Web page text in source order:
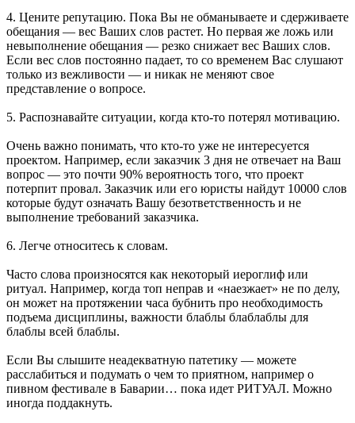
4. Цените репутацию. Пока Вы не обманываете и сдерживаете
обещания — вес Ваших слов растет. Но первая же ложь или
невыполнение обещания — резко снижает вес Ваших слов.
Если вес слов постоянно падает, то со временем Вас слушают
только из вежливости — и никак не меняют свое
представление о вопросе.
5. Распознавайте ситуации, когда кто-то потерял мотивацию.
Очень важно понимать, что кто-то уже не интересуется
проектом. Например, если заказчик 3 дня не отвечает на Ваш
вопрос — это почти 90% вероятность того, что проект
потерпит провал. Заказчик или его юристы найдут 10000 слов
которые будут означать Вашу безответственность и не
выполнение требований заказчика.
6. Легче относитесь к словам.
Часто слова произносятся как некоторый иероглиф или
ритуал. Например, когда топ неправ и «наезжает» не по делу,
он может на протяжении часа бубнить про необходимость
подъема дисциплины, важности блаблы блаблаблы для
блаблы всей блаблы.
Если Вы слышите неадекватную патетику — можете
расслабиться и подумать о чем то приятном, например о
пивном фестивале в Баварии… пока идет РИТУАЛ. Можно
иногда поддакнуть.